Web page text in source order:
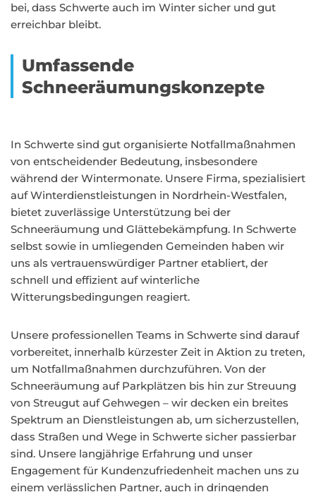
bei, dass Schwerte auch im Winter sicher und gut
erreichbar bleibt.
Umfassende
Schneeräumungskonzepte
In Schwerte sind gut organisierte Notfallmaßnahmen
von entscheidender Bedeutung, insbesondere
während der Wintermonate. Unsere Firma, spezialisiert
auf Winterdienstleistungen in Nordrhein-Westfalen,
bietet zuverlässige Unterstützung bei der
Schneeräumung und Glättebekämpfung. In Schwerte
selbst sowie in umliegenden Gemeinden haben wir
uns als vertrauenswürdiger Partner etabliert, der
schnell und effizient auf winterliche
Witterungsbedingungen reagiert.
Unsere professionellen Teams in Schwerte sind darauf
vorbereitet, innerhalb kürzester Zeit in Aktion zu treten,
um Notfallmaßnahmen durchzuführen. Von der
Schneeräumung auf Parkplätzen bis hin zur Streuung
von Streugut auf Gehwegen – wir decken ein breites
Spektrum an Dienstleistungen ab, um sicherzustellen,
dass Straßen und Wege in Schwerte sicher passierbar
sind. Unsere langjährige Erfahrung und unser
Engagement für Kundenzufriedenheit machen uns zu
einem verlässlichen Partner, auch in dringenden